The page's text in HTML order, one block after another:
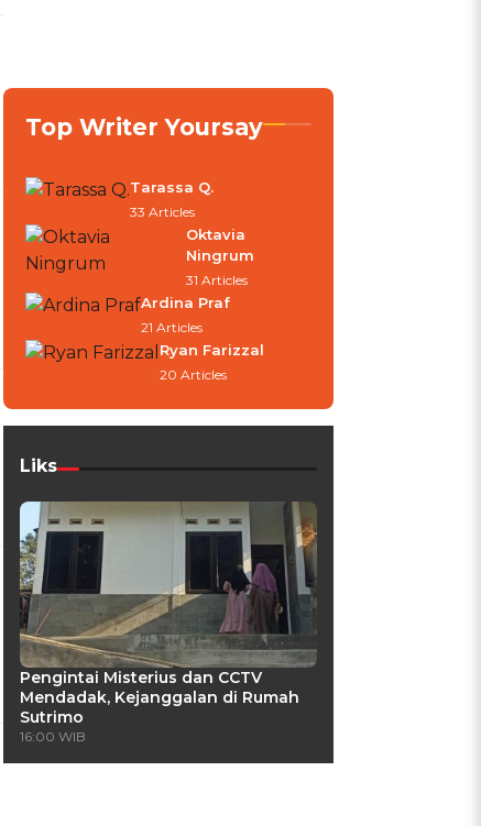
Top Writer Yoursay
Tarassa Q.
33 Articles
Oktavia
Ningrum
31 Articles
Ardina Praf
21 Articles
Ryan Farizzal
20 Articles
Liks
Pengintai Misterius dan CCTV
Mendadak, Kejanggalan di Rumah
Sutrimo
16:00 WIB